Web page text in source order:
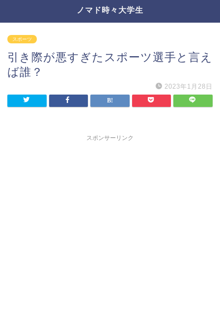
ノマド時々大学生
スポーツ
引き際が悪すぎたスポーツ選手と言え
ば誰？
2023年1月28日
スポンサーリンク